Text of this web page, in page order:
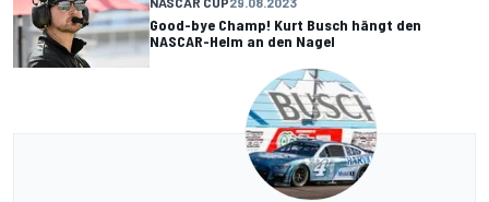
Good-bye Champ! Kurt Busch hängt den
NASCAR-Helm an den Nagel